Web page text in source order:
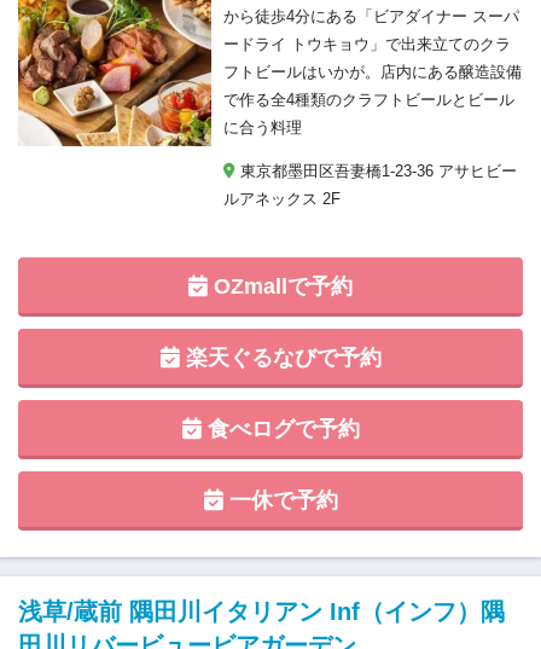
から徒歩4分にある「ビアダイナー スーパ
ードライ トウキョウ」で出来立てのクラ
フトビールはいかが。店内にある醸造設備
で作る全4種類のクラフトビールとビール
に合う料理
東京都墨田区吾妻橋1-23-36 アサヒビー
ルアネックス 2F
OZmallで予約
楽天ぐるなびで予約
食べログで予約
一休で予約
浅草/蔵前 隅田川イタリアン Inf（インフ）隅